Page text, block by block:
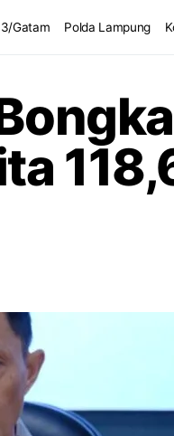
Gatam Polda Lampung